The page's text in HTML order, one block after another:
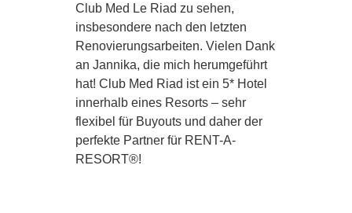
Club Med Le Riad zu sehen,
insbesondere nach den letzten
Renovierungsarbeiten. Vielen Dank
an Jannika, die mich herumgeführt
hat! Club Med Riad ist ein 5* Hotel
innerhalb eines Resorts – sehr
flexibel für Buyouts und daher der
perfekte Partner für RENT-A-
RESORT®!